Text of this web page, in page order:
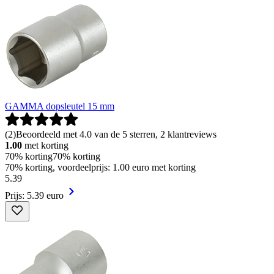
GAMMA dopsleutel 15 mm
(2)Beoordeeld met 4.0 van de 5 sterren, 2 klantreviews
1.00 met korting
70% korting70% korting
70% korting, voordeelprijs: 1.00 euro met korting
5.39
Prijs: 5.39 euro